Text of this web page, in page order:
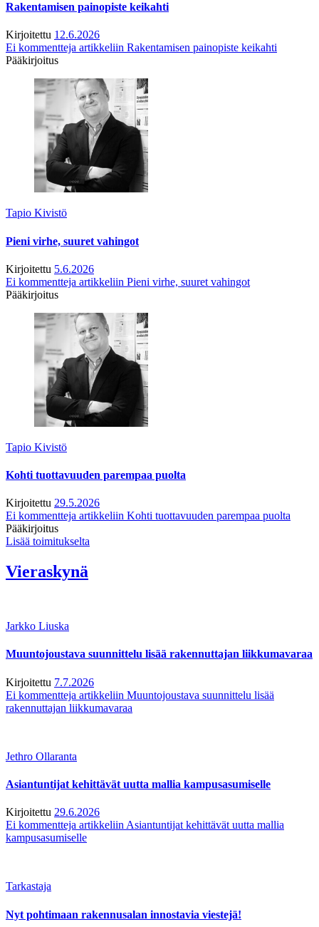
Rakentamisen painopiste keikahti
Kirjoitettu 12.6.2026
Ei kommentteja artikkeliin Rakentamisen painopiste keikahti
Pääkirjoitus
Tapio Kivistö
Pieni virhe, suuret vahingot
Kirjoitettu 5.6.2026
Ei kommentteja artikkeliin Pieni virhe, suuret vahingot
Pääkirjoitus
Tapio Kivistö
Kohti tuottavuuden parempaa puolta
Kirjoitettu 29.5.2026
Ei kommentteja artikkeliin Kohti tuottavuuden parempaa puolta
Pääkirjoitus
Lisää toimitukselta
Vieraskynä
Jarkko Liuska
Muuntojoustava suunnittelu lisää rakennuttajan liikkumavaraa
Kirjoitettu 7.7.2026
Ei kommentteja artikkeliin Muuntojoustava suunnittelu lisää
rakennuttajan liikkumavaraa
Jethro Ollaranta
Asiantuntijat kehittävät uutta mallia kampusasumiselle
Kirjoitettu 29.6.2026
Ei kommentteja artikkeliin Asiantuntijat kehittävät uutta mallia
kampusasumiselle
Tarkastaja
Nyt pohtimaan rakennusalan innostavia viestejä!